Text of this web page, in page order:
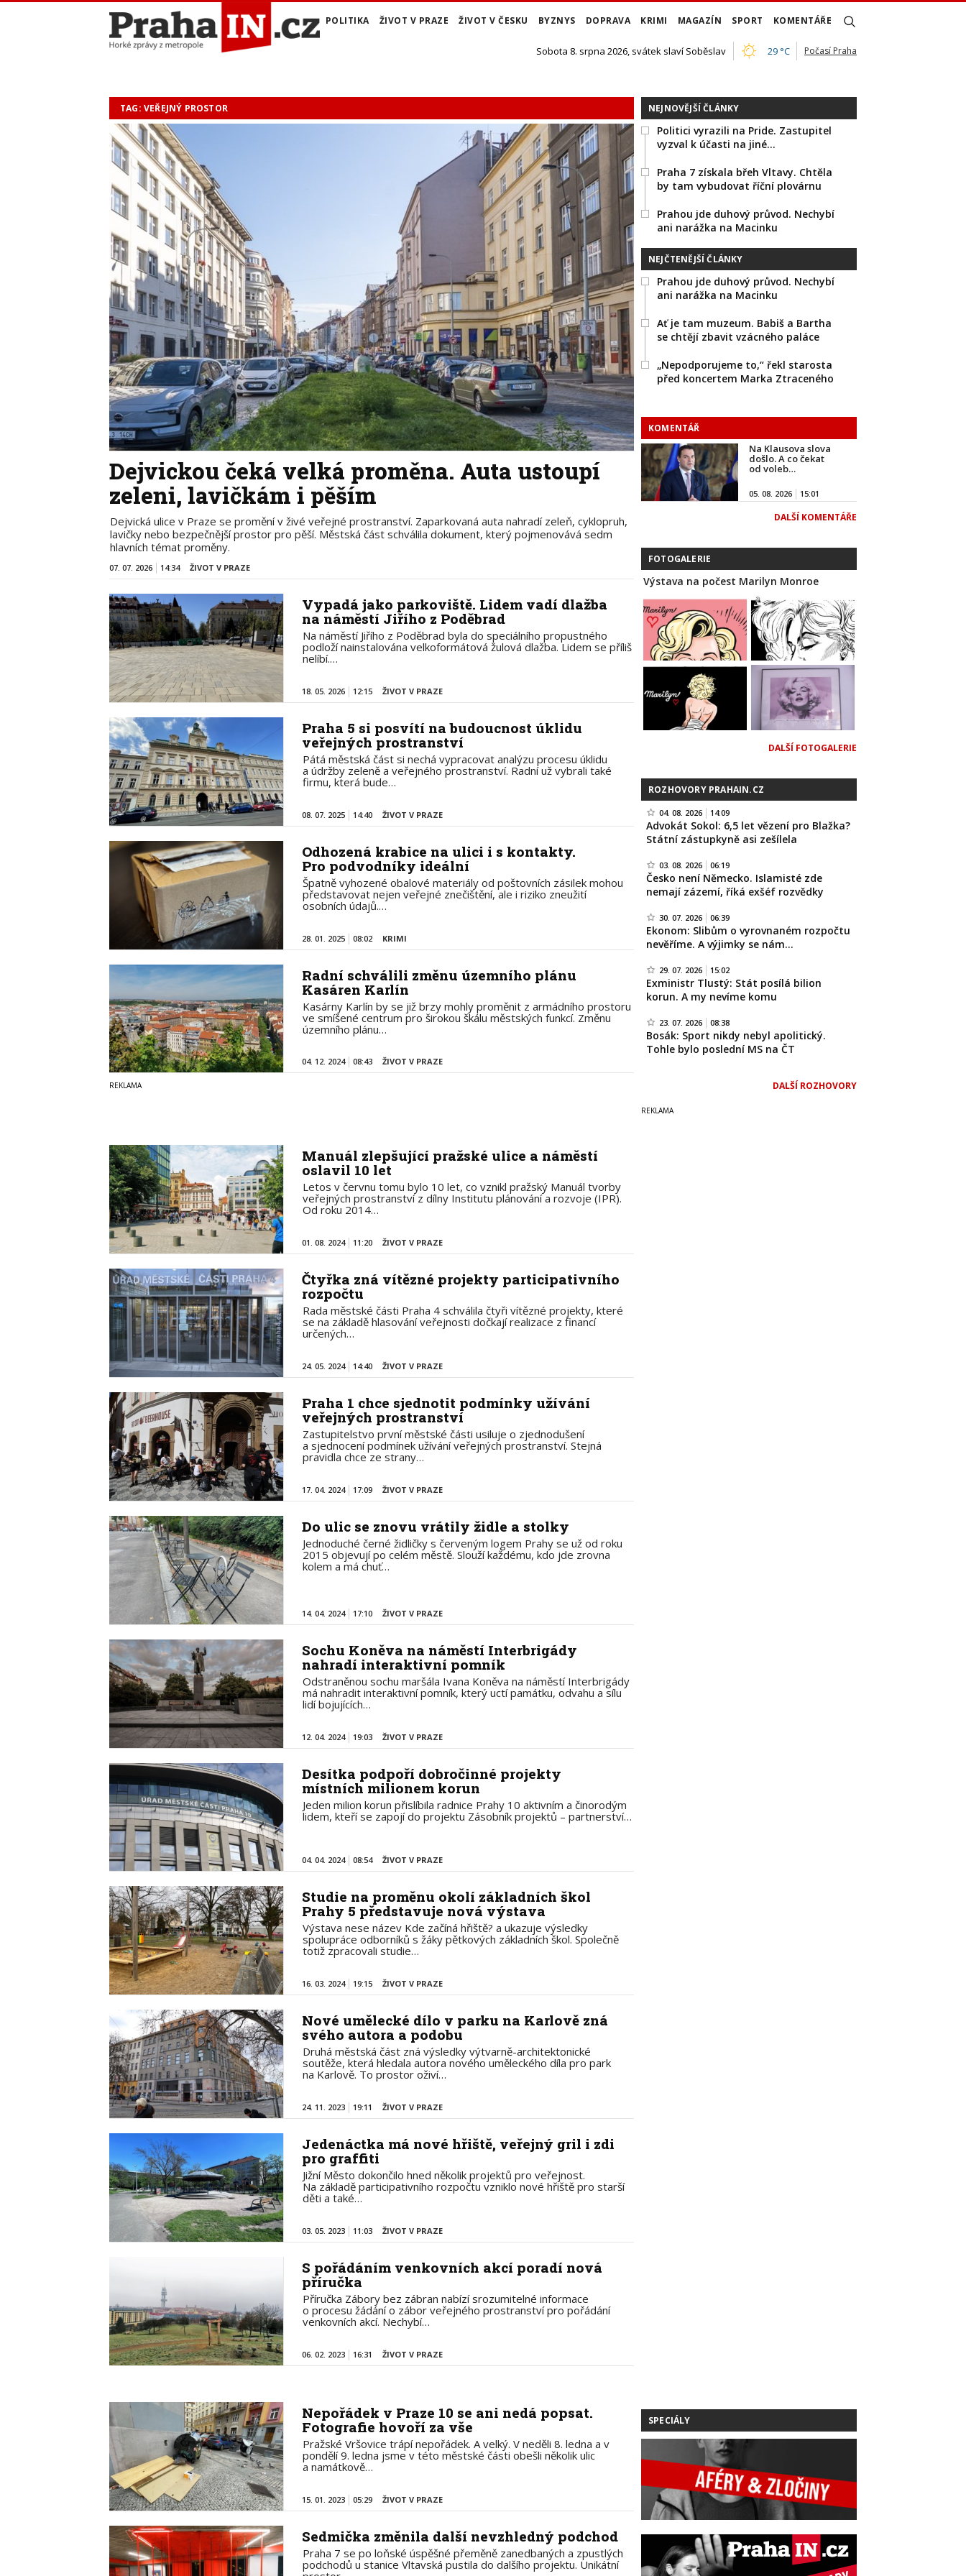
POLITIKA ŽIVOT V PRAZE ŽIVOT V ČESKU BYZNYS DOPRAVA KRIMI MAGAZÍN SPORT KOMENTÁŘE
Sobota 8. srpna 2026, svátek slaví Soběslav 29 °C Počasí Praha
TAG: VEŘEJNÝ PROSTOR
Dejvickou čeká velká proměna. Auta ustoupí
zeleni, lavičkám i pěším
Dejvická ulice v Praze se promění v živé veřejné prostranství. Zaparkovaná auta nahradí zeleň, cyklopruh,
lavičky nebo bezpečnější prostor pro pěší. Městská část schválila dokument, který pojmenovává sedm
hlavních témat proměny.
07. 07. 2026 14:34 ŽIVOT V PRAZE
Vypadá jako parkoviště. Lidem vadí dlažba
na náměstí Jiřího z Poděbrad
Na náměstí Jiřího z Poděbrad byla do speciálního propustného
podloží nainstalována velkoformátová žulová dlažba. Lidem se příliš
nelíbí.…
18. 05. 2026 12:15 ŽIVOT V PRAZE
Praha 5 si posvítí na budoucnost úklidu
veřejných prostranství
Pátá městská část si nechá vypracovat analýzu procesu úklidu
a údržby zeleně a veřejného prostranství. Radní už vybrali také
firmu, která bude…
08. 07. 2025 14:40 ŽIVOT V PRAZE
Odhozená krabice na ulici i s kontakty.
Pro podvodníky ideální
Špatně vyhozené obalové materiály od poštovních zásilek mohou
představovat nejen veřejné znečištění, ale i riziko zneužití
osobních údajů.…
28. 01. 2025 08:02 KRIMI
Radní schválili změnu územního plánu
Kasáren Karlín
Kasárny Karlín by se již brzy mohly proměnit z armádního prostoru
ve smíšené centrum pro širokou škálu městských funkcí. Změnu
územního plánu…
04. 12. 2024 08:43 ŽIVOT V PRAZE
Manuál zlepšující pražské ulice a náměstí
oslavil 10 let
Letos v červnu tomu bylo 10 let, co vznikl pražský Manuál tvorby
veřejných prostranství z dílny Institutu plánování a rozvoje (IPR).
Od roku 2014…
01. 08. 2024 11:20 ŽIVOT V PRAZE
Čtyřka zná vítězné projekty participativního
rozpočtu
Rada městské části Praha 4 schválila čtyři vítězné projekty, které
se na základě hlasování veřejnosti dočkají realizace z financí
určených…
24. 05. 2024 14:40 ŽIVOT V PRAZE
Praha 1 chce sjednotit podmínky užívání
veřejných prostranství
Zastupitelstvo první městské části usiluje o zjednodušení
a sjednocení podmínek užívání veřejných prostranství. Stejná
pravidla chce ze strany…
17. 04. 2024 17:09 ŽIVOT V PRAZE
Do ulic se znovu vrátily židle a stolky
Jednoduché černé židličky s červeným logem Prahy se už od roku
2015 objevují po celém městě. Slouží každému, kdo jde zrovna
kolem a má chuť…
14. 04. 2024 17:10 ŽIVOT V PRAZE
Sochu Koněva na náměstí Interbrigády
nahradí interaktivní pomník
Odstraněnou sochu maršála Ivana Koněva na náměstí Interbrigády
má nahradit interaktivní pomník, který uctí památku, odvahu a sílu
lidí bojujících…
12. 04. 2024 19:03 ŽIVOT V PRAZE
Desítka podpoří dobročinné projekty
místních milionem korun
Jeden milion korun přislíbila radnice Prahy 10 aktivním a činorodým
lidem, kteří se zapojí do projektu Zásobník projektů – partnerství…
04. 04. 2024 08:54 ŽIVOT V PRAZE
Studie na proměnu okolí základních škol
Prahy 5 představuje nová výstava
Výstava nese název Kde začíná hřiště? a ukazuje výsledky
spolupráce odborníků s žáky pětkových základních škol. Společně
totiž zpracovali studie…
16. 03. 2024 19:15 ŽIVOT V PRAZE
Nové umělecké dílo v parku na Karlově zná
svého autora a podobu
Druhá městská část zná výsledky výtvarně-architektonické
soutěže, která hledala autora nového uměleckého díla pro park
na Karlově. To prostor oživí…
24. 11. 2023 19:11 ŽIVOT V PRAZE
Jedenáctka má nové hřiště, veřejný gril i zdi
pro graffiti
Jižní Město dokončilo hned několik projektů pro veřejnost.
Na základě participativního rozpočtu vzniklo nové hřiště pro starší
děti a také…
03. 05. 2023 11:03 ŽIVOT V PRAZE
S pořádáním venkovních akcí poradí nová
příručka
Příručka Zábory bez zábran nabízí srozumitelné informace
o procesu žádání o zábor veřejného prostranství pro pořádání
venkovních akcí. Nechybí…
06. 02. 2023 16:31 ŽIVOT V PRAZE
NEJNOVĚJŠÍ ČLÁNKY
Politici vyrazili na Pride. Zastupitel
vyzval k účasti na jiné…
Praha 7 získala břeh Vltavy. Chtěla
by tam vybudovat říční plovárnu
Prahou jde duhový průvod. Nechybí
ani narážka na Macinku
NEJČTENĚJŠÍ ČLÁNKY
Prahou jde duhový průvod. Nechybí
ani narážka na Macinku
Ať je tam muzeum. Babiš a Bartha
se chtějí zbavit vzácného paláce
„Nepodporujeme to,“ řekl starosta
před koncertem Marka Ztraceného
KOMENTÁŘ
Na Klausova slova
došlo. A co čekat
od voleb…
05. 08. 2026 15:01
DALŠÍ KOMENTÁŘE
FOTOGALERIE
Výstava na počest Marilyn Monroe
DALŠÍ FOTOGALERIE
ROZHOVORY PRAHAIN.CZ
04. 08. 2026 14:09
Advokát Sokol: 6,5 let vězení pro Blažka?
Státní zástupkyně asi zešílela
03. 08. 2026 06:19
Česko není Německo. Islamisté zde
nemají zázemí, říká exšéf rozvědky
30. 07. 2026 06:39
Ekonom: Slibům o vyrovnaném rozpočtu
nevěříme. A výjimky se nám…
29. 07. 2026 15:02
Exministr Tlustý: Stát posílá bilion
korun. A my nevíme komu
23. 07. 2026 08:38
Bosák: Sport nikdy nebyl apolitický.
Tohle bylo poslední MS na ČT
DALŠÍ ROZHOVORY
Nepořádek v Praze 10 se ani nedá popsat.
Fotografie hovoří za vše
Pražské Vršovice trápí nepořádek. A velký. V neděli 8. ledna a v
pondělí 9. ledna jsme v této městské části obešli několik ulic
a namátkově…
15. 01. 2023 05:29 ŽIVOT V PRAZE
Sedmička změnila další nevzhledný podchod
Praha 7 se po loňské úspěšné přeměně zanedbaných a zpustlých
podchodů u stanice Vltavská pustila do dalšího projektu. Unikátní
SPECIÁLY